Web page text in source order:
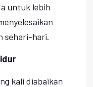
untuk lebih
sehari-hari.
kali diabaikan